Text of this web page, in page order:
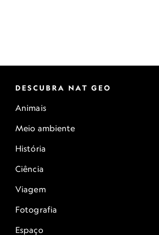
DESCUBRA NAT GEO
Animais
Meio ambiente
História
Ciência
Viagem
Fotografia
Espaço